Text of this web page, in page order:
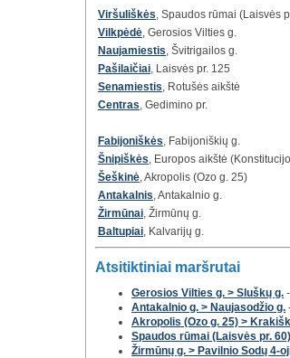
Viršuliškės , Spaudos rūmai (Laisvės
Vilkpėdė , Gerosios Vilties g.
Naujamiestis , Švitrigailos g.
Pašilaičiai , Laisvės pr. 125
Senamiestis , Rotušės aikštė
Centras , Gedimino pr.
Fabijoniškės , Fabijoniškių g.
Šnipiškės , Europos aikštė
Šeškinė , Akropolis (Ozo g. 25)
Antakalnis , Antakalnio g.
Žirmūnai , Žirmūnų g.
Baltupiai , Kalvarijų g.
Atsitiktiniai maršrutai
Gerosios Vilties g. > Sluškų g.
Antakalnio g. > Naujasodžio g.
Akropolis (Ozo g. 25) >
Spaudos rūmai (Laisvės pr.
Žirmūnų g. > Pavilnio Sodų 4-